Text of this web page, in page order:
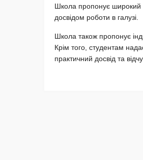
Школа пропонує широкий
досвідом роботи в галузі.
Школа також пропонує
Крім того, студентам
практичний досвід та